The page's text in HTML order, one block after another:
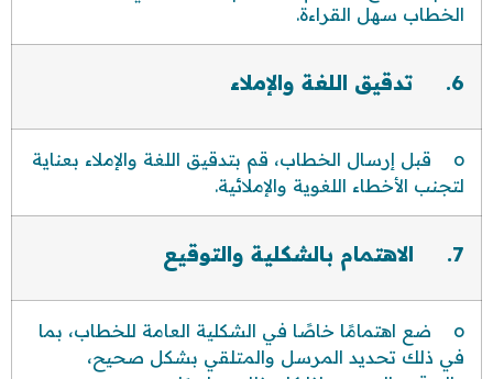
الخطاب سهل القراءة.
6. تدقيق اللغة والإملاء
o قبل إرسال الخطاب، قم بتدقيق اللغة والإملاء بعناية
لتجنب الأخطاء اللغوية والإملائية.
7. الاهتمام بالشكلية والتوقيع
o ضع اهتمامًا خاصًا في الشكلية العامة للخطاب، بما
في ذلك تحديد المرسل والمتلقي بشكل صحيح،